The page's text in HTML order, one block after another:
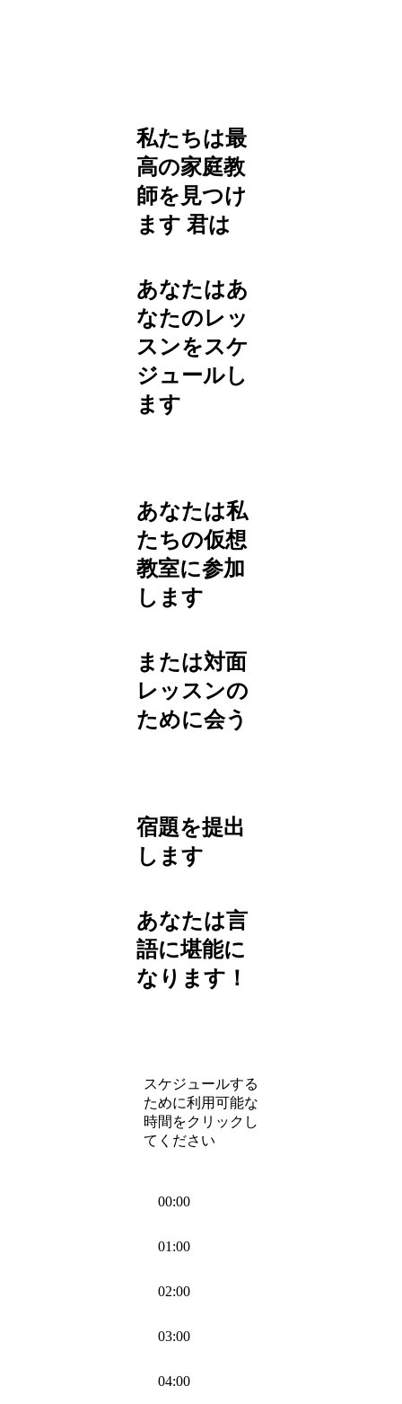
私たちは最
高の家庭教
師を見つけ
ます 君は
あなたはあ
なたのレッ
スンをスケ
ジュールし
ます
あなたは私
たちの仮想
教室に参加
します
または対面
レッスンの
ために会う
宿題を提出
します
あなたは言
語に堪能に
なります！
スケジュールする
ために利用可能な
時間をクリックし
てください
00:00
01:00
02:00
03:00
04:00